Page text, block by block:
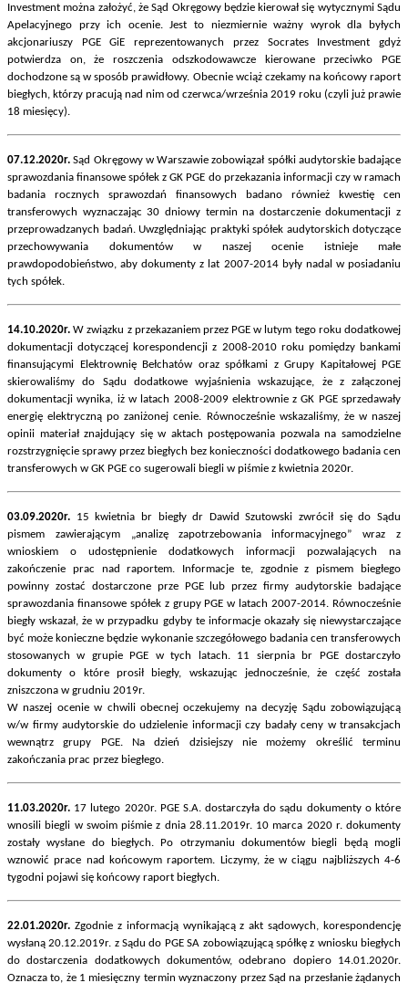
Investment można założyć, że Sąd Okręgowy będzie kierował się wytycznymi Sądu
Apelacyjnego przy ich ocenie. Jest to niezmiernie ważny wyrok dla byłych
akcjonariuszy PGE GiE reprezentowanych przez Socrates Investment gdyż
potwierdza on, że roszczenia odszkodowawcze kierowane przeciwko PGE
dochodzone są w sposób prawidłowy. Obecnie wciąż czekamy na końcowy raport
biegłych, którzy pracują nad nim od czerwca/września 2019 roku (czyli już prawie
18 miesięcy).
07.12.2020r. Sąd Okręgowy w Warszawie zobowiązał spółki audytorskie badające
sprawozdania finansowe spółek z GK PGE do przekazania informacji czy w ramach
badania rocznych sprawozdań finansowych badano również kwestię cen
transferowych wyznaczając 30 dniowy termin na dostarczenie dokumentacji z
przeprowadzanych badań. Uwzględniając praktyki spółek audytorskich dotyczące
przechowywania dokumentów w naszej ocenie istnieje małe
prawdopodobieństwo, aby dokumenty z lat 2007-2014 były nadal w posiadaniu
tych spółek.
14.10.2020r. W związku z przekazaniem przez PGE w lutym tego roku dodatkowej
dokumentacji dotyczącej korespondencji z 2008-2010 roku pomiędzy bankami
finansującymi Elektrownię Bełchatów oraz spółkami z Grupy Kapitałowej PGE
skierowaliśmy do Sądu dodatkowe wyjaśnienia wskazujące, że z załączonej
dokumentacji wynika, iż w latach 2008-2009 elektrownie z GK PGE sprzedawały
energię elektryczną po zaniżonej cenie. Równocześnie wskazaliśmy, że w naszej
opinii materiał znajdujący się w aktach postępowania pozwala na samodzielne
rozstrzygnięcie sprawy przez biegłych bez konieczności dodatkowego badania cen
transferowych w GK PGE co sugerowali biegli w piśmie z kwietnia 2020r.
03.09.2020r. 15 kwietnia br biegły dr Dawid Szutowski zwrócił się do Sądu
pismem zawierającym „analizę zapotrzebowania informacyjnego” wraz z
wnioskiem o udostępnienie dodatkowych informacji pozwalających na
zakończenie prac nad raportem. Informacje te, zgodnie z pismem biegłego
powinny zostać dostarczone prze PGE lub przez firmy audytorskie badające
sprawozdania finansowe spółek z grupy PGE w latach 2007-2014. Równocześnie
biegły wskazał, że w przypadku gdyby te informacje okazały się niewystarczające
być może konieczne będzie wykonanie szczegółowego badania cen transferowych
stosowanych w grupie PGE w tych latach. 11 sierpnia br PGE dostarczyło
dokumenty o które prosił biegły, wskazując jednocześnie, że część została
zniszczona w grudniu 2019r.
W naszej ocenie w chwili obecnej oczekujemy na decyzję Sądu zobowiązującą
w/w firmy audytorskie do udzielenie informacji czy badały ceny w transakcjach
wewnątrz grupy PGE. Na dzień dzisiejszy nie możemy określić terminu
zakończania prac przez biegłego.
11.03.2020r. 17 lutego 2020r. PGE S.A. dostarczyła do sądu dokumenty o które
wnosili biegli w swoim piśmie z dnia 28.11.2019r. 10 marca 2020 r. dokumenty
zostały wysłane do biegłych. Po otrzymaniu dokumentów biegli będą mogli
wznowić prace nad końcowym raportem. Liczymy, że w ciągu najbliższych 4-6
tygodni pojawi się końcowy raport biegłych.
22.01.2020r. Zgodnie z informacją wynikającą z akt sądowych, korespondencję
wysłaną 20.12.2019r. z Sądu do PGE SA zobowiązującą spółkę z wniosku biegłych
do dostarczenia dodatkowych dokumentów, odebrano dopiero 14.01.2020r.
Oznacza to, że 1 miesięczny termin wyznaczony przez Sąd na przesłanie żądanych